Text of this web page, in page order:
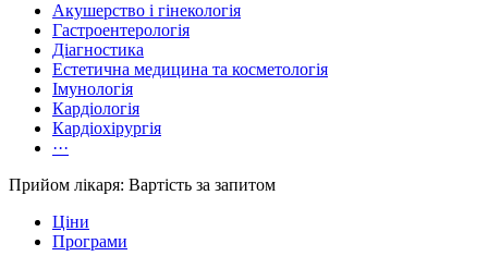
Акушерство і гінекологія
Гастроентерологія
Діагностика
Естетична медицина та косметологія
Імунологія
Кардіологія
Кардіохірургія
···
Прийом лікаря: Вартість за запитом
Ціни
Програми